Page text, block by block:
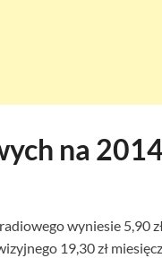
na
wyniesie 5,90
19,30 zł